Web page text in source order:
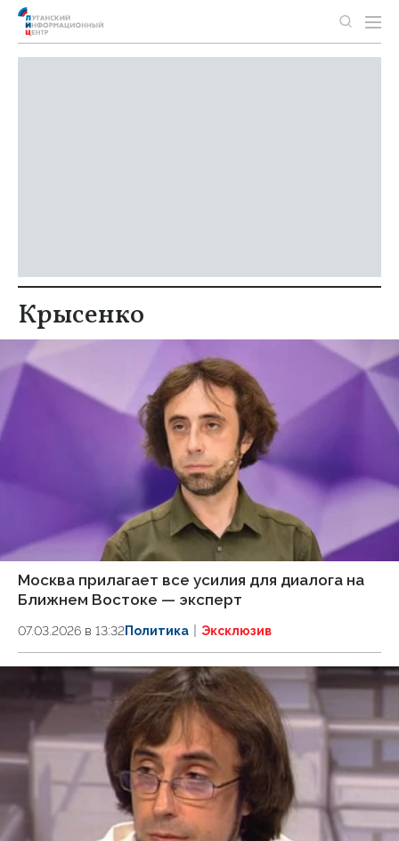
Крысенко
Москва прилагает все усилия для диалога на
Ближнем Востоке — эксперт
07.03.2026 в 13:32Политика Эксклюзив